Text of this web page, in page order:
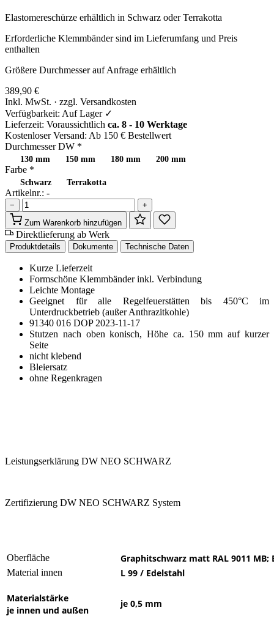
Elastomereschürze erhältlich in Schwarz oder Terrakotta
Erforderliche Klemmbänder sind im Lieferumfang und Preis
enthalten
Größere Durchmesser auf Anfrage erhältlich
389,90 €
Inkl. MwSt. · zzgl. Versandkosten
Verfügbarkeit: Auf Lager ✓
Lieferzeit: Voraussichtlich ca. 8 - 10 Werktage
Kostenloser Versand: Ab 150 € Bestellwert
Durchmesser DW *
130 mm 150 mm 180 mm 200 mm
Farbe *
Schwarz Terrakotta
Artikelnr.: -
−
+
Zum Warenkorb hinzufügen
Direktlieferung ab Werk
Produktdetails Dokumente Technische Daten
Kurze Lieferzeit
Formschöne Klemmbänder inkl. Verbindung
Leichte Montage
Geeignet für alle Regelfeuerstätten bis 450°C im
Unterdruckbetrieb (außer Anthrazitkohle)
91340 016 DOP 2023-11-17
Stutzen nach oben konisch, Höhe ca. 150 mm auf kurzer
Seite
nicht klebend
Bleiersatz
ohne Regenkragen
Leistungserklärung DW NEO SCHWARZ
Zertifizierung DW NEO SCHWARZ System
Oberfläche Graphitschwarz matt RAL 9011 MB;
Material innen L 99 / Edelstahl
Materialstärke
je innen und außen
je 0,5 mm